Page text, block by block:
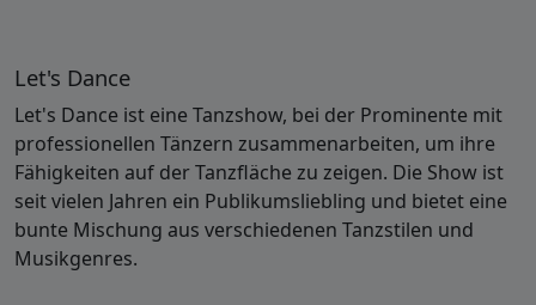
Let's Dance
Let's Dance ist eine Tanzshow, bei der Prominente mit
professionellen Tänzern zusammenarbeiten, um ihre
Fähigkeiten auf der Tanzfläche zu zeigen. Die Show ist
seit vielen Jahren ein Publikumsliebling und bietet eine
bunte Mischung aus verschiedenen Tanzstilen und
Musikgenres.